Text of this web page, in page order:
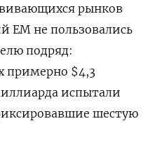
рынков
ЕМ не пользовались
подряд:
примерно $4,3
испытали
шестую